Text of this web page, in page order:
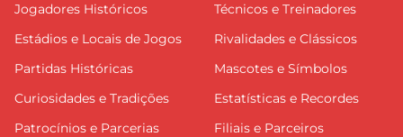
Jogadores Históricos
Técnicos e Treinadores
Estádios e Locais de Jogos
Rivalidades e Clássicos
Partidas Históricas
Mascotes e Símbolos
Curiosidades e Tradições
Estatísticas e Recordes
Patrocínios e Parcerias
Filiais e Parceiros